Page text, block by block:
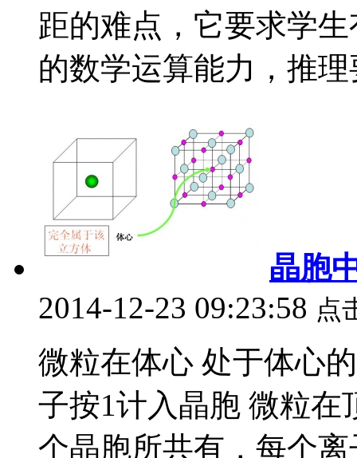
距的难点，它要求学
的数学运算能力，推理
晶胞
2014-12-23 09:23:58 点
微粒在体心 处于体心
子按1计入晶胞 微粒在
个晶胞所共有，每个